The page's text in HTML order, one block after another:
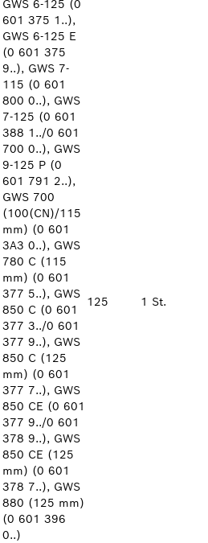
GWS 6-125 (0
601 375 1..),
GWS 6-125 E
(0 601 375
9..), GWS 7-
115 (0 601
800 0..), GWS
7-125 (0 601
388 1../0 601
700 0..), GWS
9-125 P (0
601 791 2..),
GWS 700
(100(CN)/115
mm) (0 601
3A3 0..), GWS
780 C (115
mm) (0 601
377 5..), GWS
850 C (0 601
377 3../0 601
377 9..), GWS
850 C (125
mm) (0 601
377 7..), GWS
850 CE (0 601
377 9../0 601
378 9..), GWS
850 CE (125
mm) (0 601
378 7..), GWS
880 (125 mm)
(0 601 396
0..)
125 1 St.